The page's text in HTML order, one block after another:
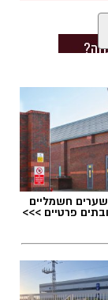
חשמליים
פרטיים >>>